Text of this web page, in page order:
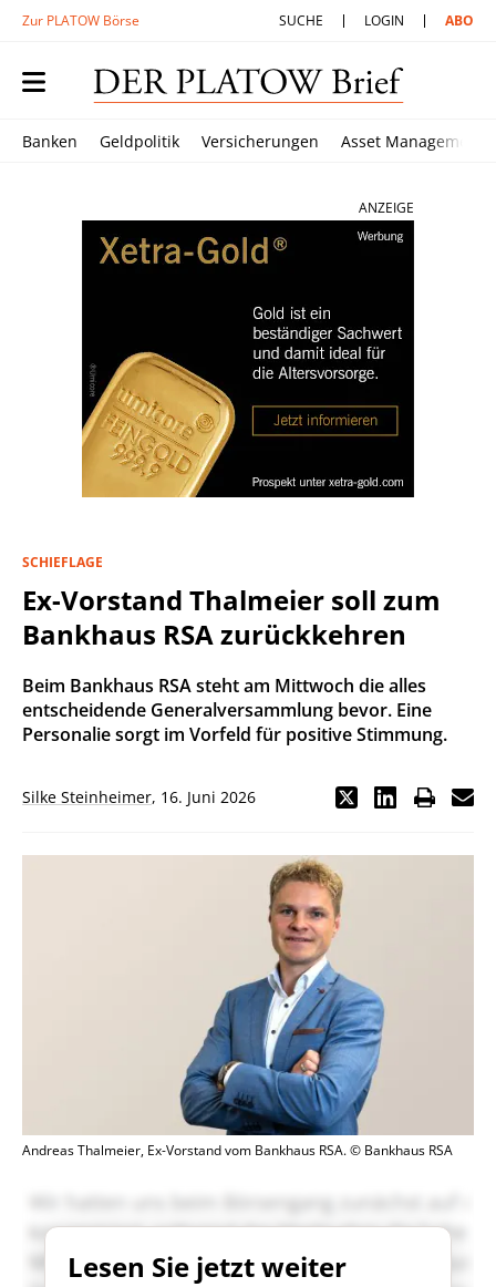
Zur PLATOW Börse SUCHE LOGIN ABO
Banken Geldpolitik Versicherungen Asset Management
ANZEIGE
SCHIEFLAGE
Ex-Vorstand Thalmeier soll zum
Bankhaus RSA zurückkehren
Beim Bankhaus RSA steht am Mittwoch die alles
entscheidende Generalversammlung bevor. Eine
Personalie sorgt im Vorfeld für positive Stimmung.
Silke Steinheimer, 16. Juni 2026
Andreas Thalmeier, Ex-Vorstand vom Bankhaus RSA. © Bankhaus RSA
Lesen Sie jetzt weiter